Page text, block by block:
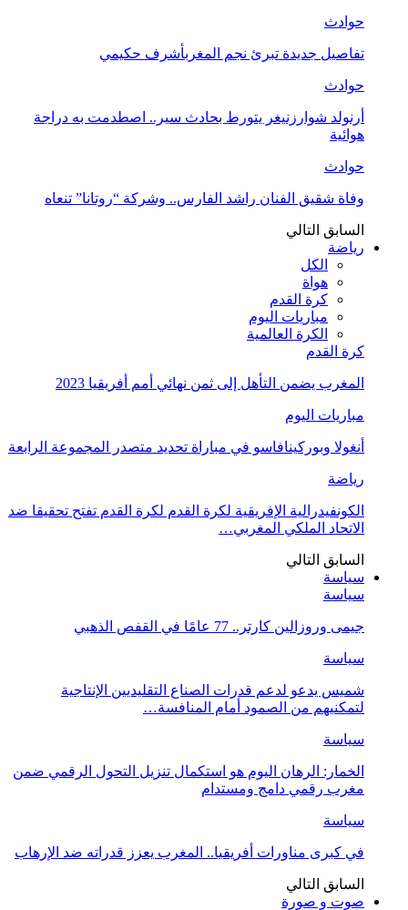
حوادث
تفاصيل جديدة تبرئ نجم المغربأشرف حكيمي
حوادث
أرنولد شوارزنيغر يتورط بحادث سير.. اصطدمت به دراجة
هوائية
حوادث
وفاة شقيق الفنان راشد الفارس.. وشركة “روتانا” تنعاه
السابق التالي
رياضة
الكل
هواة
كرة القدم
مباريات اليوم
الكرة العالمية
كرة القدم
المغرب يضمن التأهل إلى ثمن نهائي أمم أفريقيا 2023
مباريات اليوم
أنغولا وبوركينافاسو في مباراة تحديد متصدر المجموعة الرابعة
رياضة
الكونفيدرالية الإفريقية لكرة القدم لكرة القدم تفتح تحقيقا ضد
الاتحاد الملكي المغربي…
السابق التالي
سياسة
سياسة
جيمى وروزالين كارتر.. 77 عامًا في القفص الذهبي
سياسة
شميس يدعو لدعم قدرات الصناع التقليديين الإنتاجية
لتمكنيهم من الصمود أمام المنافسة…
سياسة
الخمار: الرهان اليوم هو استكمال تنزيل التحول الرقمي ضمن
مغرب رقمي دامج ومستدام
سياسة
في كبرى مناورات أفريقيا.. المغرب يعزز قدراته ضد الإرهاب
السابق التالي
صوت و صورة